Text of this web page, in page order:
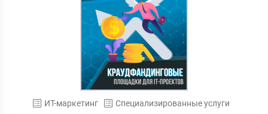
ИТ-маркетинг Специализированные услуги